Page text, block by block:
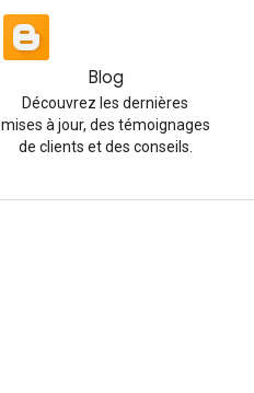
Blog
Découvrez les dernières
mises à jour, des témoignages
de clients et des conseils.